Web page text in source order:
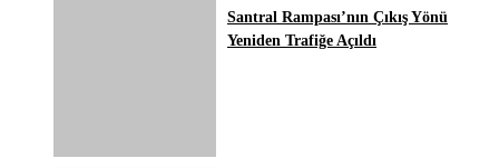
Santral Rampası’nın Çıkış Yönü
Yeniden Trafiğe Açıldı